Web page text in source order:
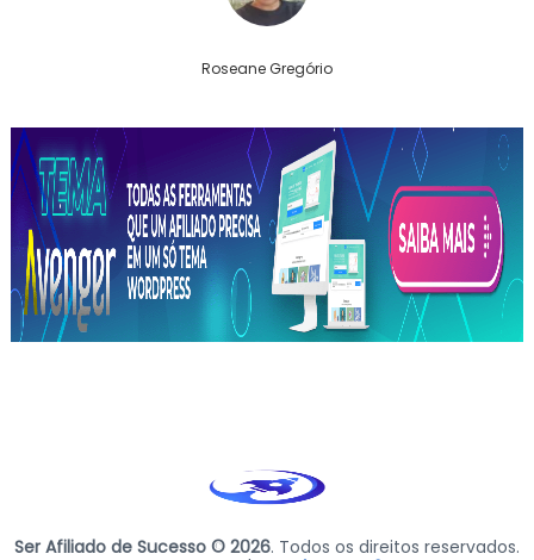
Roseane Gregório
Ser Afiliado de Sucesso © 2026. Todos os direitos reservados.